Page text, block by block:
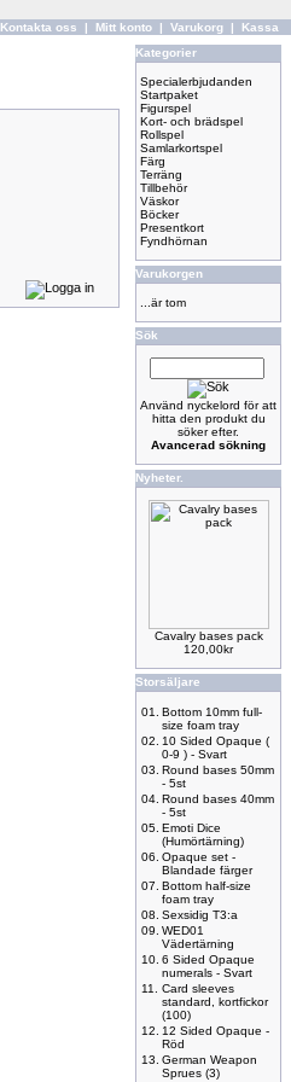
Kontakta oss | Mitt konto | Varukorg | Kassa
Kategorier
Specialerbjudanden
Startpaket
Figurspel
Kort- och brädspel
Rollspel
Samlarkortspel
Färg
Terräng
Tillbehör
Väskor
Böcker
Presentkort
Fyndhörnan
Varukorgen
...är tom
Sök
Använd nyckelord för att
hitta den produkt du
söker efter.
Avancerad sökning
Nyheter.
Cavalry bases pack
120,00kr
Storsäljare
01.
Bottom 10mm full-
size foam tray
02.
10 Sided Opaque (
0-9 ) - Svart
03. Round bases 50mm
- 5st
04. Round bases 40mm
- 5st
05. Emoti Dice
(Humörtärning)
06. Opaque set -
Blandade färger
07. Bottom half-size
foam tray
08. Sexsidig T3:a
09. WED01
Vädertärning
10. 6 Sided Opaque
numerals - Svart
11.
Card sleeves
standard, kortfickor
(100)
12.
12 Sided Opaque -
Röd
13. German Weapon
Sprues (3)